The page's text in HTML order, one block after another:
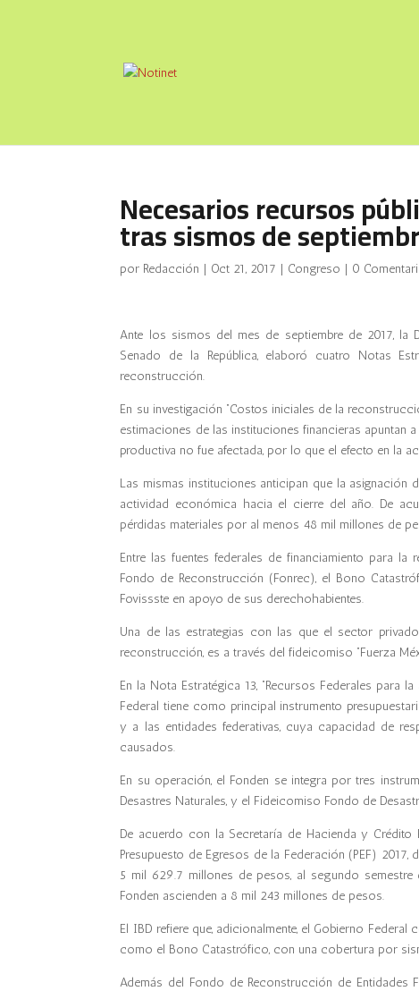
Necesarios recursos
tras sismos de
por Redacción | Oct 21, 2017 | Congreso | 0
Ante los sismos del mes de septiembre de 2017, la
Senado de la República,elaboró cuatro Notas
reconstrucción.
En su investigación “Costos iniciales de la
estimaciones de las instituciones financieras apuntan
productiva no fue afectada, por lo que el efecto en la
Las mismas instituciones anticipan que la
actividad económica hacia el cierre del año. De
pérdidas materiales por al menos 48 mil millones de
Entre las fuentes federales de financiamiento para
Fondo de Reconstrucción (Fonrec), el Bono
Fovissste en apoyo de sus derechohabientes.
Una de las estrategias con las que el sector
reconstrucción, es a través del fideicomiso “Fuerza
En la Nota Estratégica 13, “Recursos Federales para
Federal tiene como principal instrumento
y a las entidades federativas, cuya capacidad de
causados.
En su operación, el Fonden se integra por tres
Desastres Naturales, y el Fideicomiso Fondo de
De acuerdo con la Secretaría de Hacienda y Crédito
Presupuesto de Egresos de la Federación (PEF)
5 mil 629.7 millones de pesos, al segundo
Fonden ascienden a 8 mil 243 millones de pesos.
El IBD refiere que, adicionalmente, el Gobierno
como el Bono Catastrófico, con una cobertura por
Además del Fondo de Reconstrucción de Entidades